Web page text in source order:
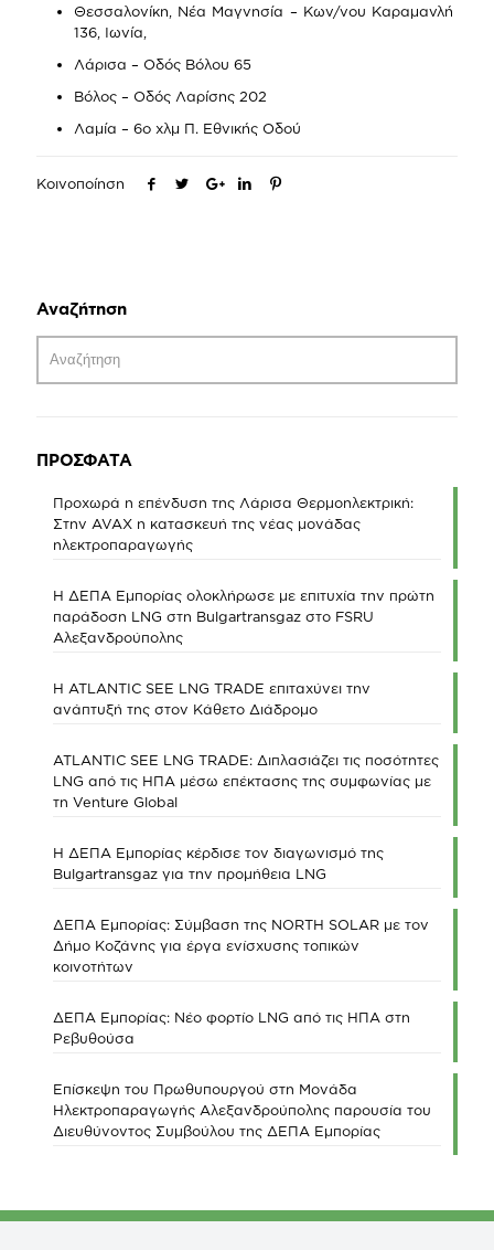
Θεσσαλονίκη, Νέα Μαγνησία – Κων/νου Καραμανλή
136, Ιωνία,
Λάρισα – Οδός Βόλου 65
Βόλος – Οδός Λαρίσης 202
Λαμία – 6ο χλμ Π. Εθνικής Οδού
Κοινοποίηση
Αναζήτηση
ΠΡΟΣΦΑΤΑ
Προχωρά η επένδυση της Λάρισα Θερμοηλεκτρική:
Στην AVAX η κατασκευή της νέας μονάδας
ηλεκτροπαραγωγής
Η ΔΕΠΑ Εμπορίας ολοκλήρωσε με επιτυχία την πρώτη
παράδοση LNG στη Bulgartransgaz στο FSRU
Αλεξανδρούπολης
Η ATLANTIC SEE LNG TRADE επιταχύνει την
ανάπτυξή της στον Κάθετο Διάδρομο
ATLANTIC SEE LNG TRADE: Διπλασιάζει τις ποσότητες
LNG από τις ΗΠΑ μέσω επέκτασης της συμφωνίας με
τη Venture Global
Η ΔΕΠΑ Εμπορίας κέρδισε τον διαγωνισμό της
Bulgartransgaz για την προμήθεια LNG
ΔΕΠΑ Εμπορίας: Σύμβαση της NORTH SOLAR με τον
Δήμο Κοζάνης για έργα ενίσχυσης τοπικών
κοινοτήτων
ΔΕΠΑ Εμπορίας: Νέο φορτίο LNG από τις ΗΠΑ στη
Ρεβυθούσα
Επίσκεψη του Πρωθυπουργού στη Μονάδα
Ηλεκτροπαραγωγής Αλεξανδρούπολης παρουσία του
Διευθύνοντος Συμβούλου της ΔΕΠΑ Εμπορίας